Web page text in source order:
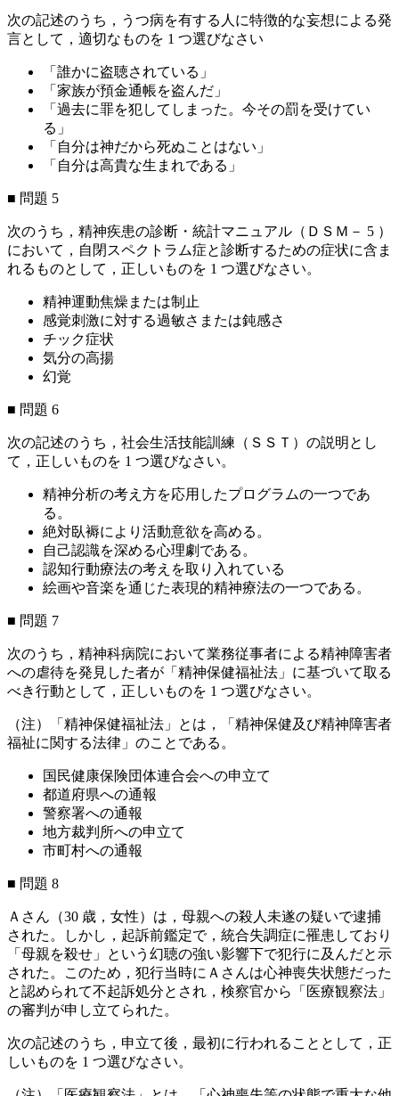
次の記述のうち，うつ病を有する人に特徴的な妄想による発
言として，適切なものを 1 つ選びなさい
「誰かに盗聴されている」
「家族が預金通帳を盗んだ」
「過去に罪を犯してしまった。今その罰を受けてい
る」
「自分は神だから死ぬことはない」
「自分は高貴な生まれである」
■ 問題 5
次のうち，精神疾患の診断・統計マニュアル（ＤＳＭ－ 5 ）
において，自閉スペクトラム症と診断するための症状に含ま
れるものとして，正しいものを 1 つ選びなさい。
精神運動焦燥または制止
感覚刺激に対する過敏さまたは鈍感さ
チック症状
気分の高揚
幻覚
■ 問題 6
次の記述のうち，社会生活技能訓練（ＳＳＴ）の説明とし
て，正しいものを 1 つ選びなさい。
精神分析の考え方を応用したプログラムの一つであ
る。
絶対臥褥により活動意欲を高める。
自己認識を深める心理劇である。
認知行動療法の考えを取り入れている
絵画や音楽を通じた表現的精神療法の一つである。
■ 問題 7
次のうち，精神科病院において業務従事者による精神障害者
への虐待を発見した者が「精神保健福祉法」に基づいて取る
べき行動として，正しいものを 1 つ選びなさい。
（注）「精神保健福祉法」とは，「精神保健及び精神障害者
福祉に関する法律」のことである。
国民健康保険団体連合会への申立て
都道府県への通報
警察署への通報
地方裁判所への申立て
市町村への通報
■ 問題 8
Ａさん（30 歳，女性）は，母親への殺人未遂の疑いで逮捕
された。しかし，起訴前鑑定で，統合失調症に罹患しており
「母親を殺せ」という幻聴の強い影響下で犯行に及んだと示
された。このため，犯行当時にＡさんは心神喪失状態だった
と認められて不起訴処分とされ，検察官から「医療観察法」
の審判が申し立てられた。
次の記述のうち，申立て後，最初に行われることとして，正
しいものを 1 つ選びなさい。